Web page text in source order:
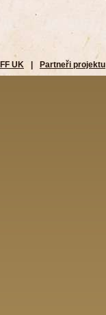
UK Partneři projektu